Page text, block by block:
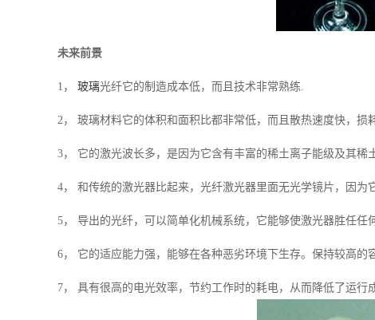
未来前景
1， 玻璃光纤它的制造成本低，而且技术非常熟练.
2， 玻璃材料它的体积和面积比都非常低，而且散热速度快，损
3， 它的激光波长多，是因为它含有丰富的稀土离子能级及其稀
4， 和传统的激光器比起来，光纤激光器里面无光学镜片，因为
5， 导出的光纤，可以简单化机械系统，它能够使激光器胜任任
6， 它的适应能力强，能够在各种恶劣环境下生存。保持较高的
7， 具有很高的电光效率，节约工作时的耗电，从而降低了运行